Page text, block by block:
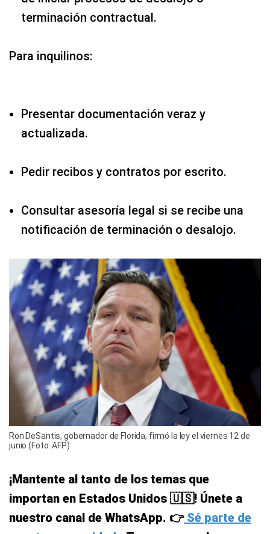
terminación contractual.
Para inquilinos:
Presentar documentación veraz y
actualizada.
Pedir recibos y contratos por escrito.
Consultar asesoría legal si se recibe una
notificación de terminación o desalojo.
Ron DeSantis, gobernador de Florida, firmó la ley el viernes 12 de
junio (Foto: AFP)
¡Mantente al tanto de los temas que
importan en Estados Unidos 🇺🇸! Únete a
nuestro canal de WhatsApp. 👉Sé parte de